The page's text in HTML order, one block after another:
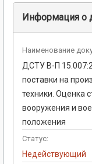
Информация о
Наименование
ДСТУ В-П
поставки на
техники. Оценка
вооружения и
положения
Статус:
Недействующий